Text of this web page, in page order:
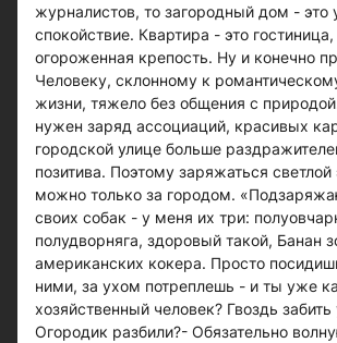
журналистов, то загородный дом - это
спокойствие. Квартира - это
огороженная крепость. Ну и конечно
Человеку, склонному к
жизни, тяжело без общения с
нужен заряд ассоциаций, красивых
городской улице больше
позитива. Поэтому заряжаться светлой
можно только за городом.
своих собак - у меня их три:
полудворняга, здоровый такой, Банан
американских кокера. Просто
ними, за ухом потреплешь - и ты уже
хозяйственный человек? Гвоздь
Огородик разбили?- Обязательно